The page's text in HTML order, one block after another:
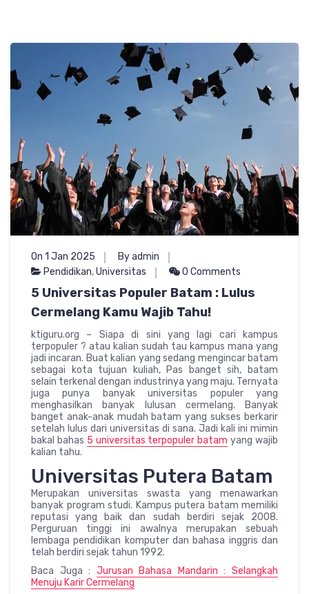
On 1 Jan 2025
By admin
Pendidikan,Universitas 0 Comments
5 Universitas Populer Batam : Lulus
Cermelang Kamu Wajib Tahu!
ktiguru.org – Siapa di sini yang lagi cari kampus
terpopuler ? atau kalian sudah tau kampus mana yang
jadi incaran. Buat kalian yang sedang mengincar batam
sebagai kota tujuan kuliah, Pas banget sih, batam
selain terkenal dengan industrinya yang maju. Ternyata
juga punya banyak universitas populer yang
menghasilkan banyak lulusan cermelang. Banyak
banget anak-anak mudah batam yang sukses berkarir
setelah lulus dari universitas di sana. Jadi kali ini mimin
bakal bahas 5 universitas terpopuler batam yang wajib
kalian tahu.
Universitas Putera Batam
Merupakan universitas swasta yang menawarkan
banyak program studi. Kampus putera batam memiliki
reputasi yang baik dan sudah berdiri sejak 2008.
Perguruan tinggi ini awalnya merupakan sebuah
lembaga pendidikan komputer dan bahasa inggris dan
telah berdiri sejak tahun 1992.
Baca Juga : Jurusan Bahasa Mandarin : Selangkah
Menuju Karir Cermelang